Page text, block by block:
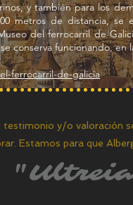
y también para los
metros de distancia,
del ferrocarril de
conserva funcionando, en
ferrocarril-de-galicia
testimonio y/o valoración
Estamos para que